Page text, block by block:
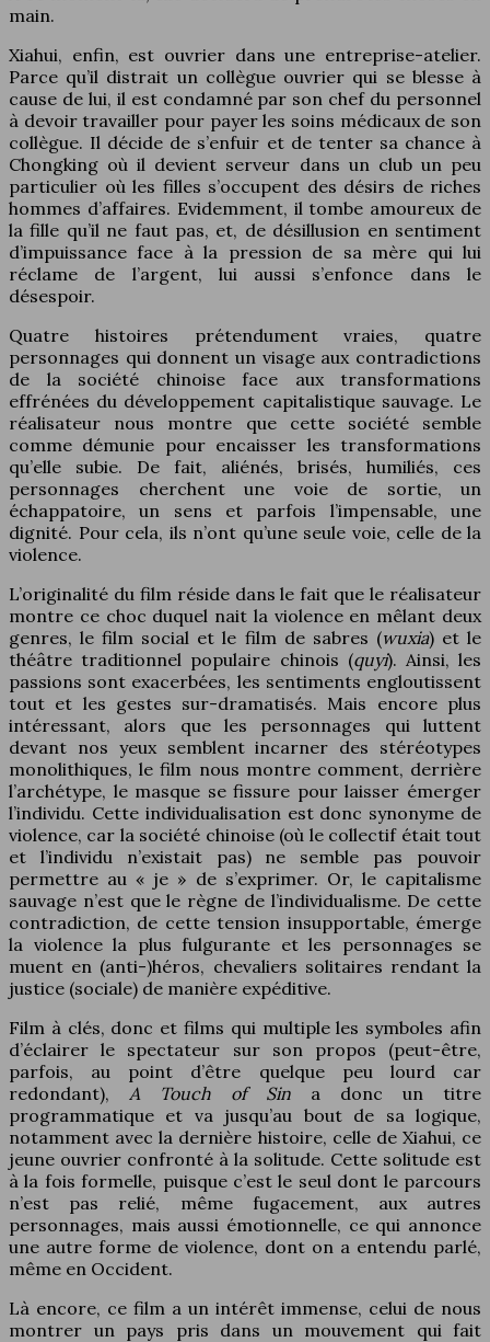
main.
Xiahui, enfin, est ouvrier dans une entreprise-atelier.
Parce qu’il distrait un collègue ouvrier qui se blesse à
cause de lui, il est condamné par son chef du personnel
à devoir travailler pour payer les soins médicaux de son
collègue. Il décide de s’enfuir et de tenter sa chance à
Chongking où il devient serveur dans un club un peu
particulier où les filles s’occupent des désirs de riches
hommes d’affaires. Evidemment, il tombe amoureux de
la fille qu’il ne faut pas, et, de désillusion en sentiment
d’impuissance face à la pression de sa mère qui lui
réclame de l’argent, lui aussi s’enfonce dans le
désespoir.
Quatre histoires prétendument vraies, quatre
personnages qui donnent un visage aux contradictions
de la société chinoise face aux transformations
effrénées du développement capitalistique sauvage. Le
réalisateur nous montre que cette société semble
comme démunie pour encaisser les transformations
qu’elle subie. De fait, aliénés, brisés, humiliés, ces
personnages cherchent une voie de sortie, un
échappatoire, un sens et parfois l’impensable, une
dignité. Pour cela, ils n’ont qu’une seule voie, celle de la
violence.
L’originalité du film réside dans le fait que le réalisateur
montre ce choc duquel nait la violence en mêlant deux
genres, le film social et le film de sabres (wuxia) et le
théâtre traditionnel populaire chinois (quyi). Ainsi, les
passions sont exacerbées, les sentiments engloutissent
tout et les gestes sur-dramatisés. Mais encore plus
intéressant, alors que les personnages qui luttent
devant nos yeux semblent incarner des stéréotypes
monolithiques, le film nous montre comment, derrière
l’archétype, le masque se fissure pour laisser émerger
l’individu. Cette individualisation est donc synonyme de
violence, car la société chinoise (où le collectif était tout
et l’individu n’existait pas) ne semble pas pouvoir
permettre au « je » de s’exprimer. Or, le capitalisme
sauvage n’est que le règne de l’individualisme. De cette
contradiction, de cette tension insupportable, émerge
la violence la plus fulgurante et les personnages se
muent en (anti-)héros, chevaliers solitaires rendant la
justice (sociale) de manière expéditive.
Film à clés, donc et films qui multiple les symboles afin
d’éclairer le spectateur sur son propos (peut-être,
parfois, au point d’être quelque peu lourd car
redondant), A Touch of Sin a donc un titre
programmatique et va jusqu’au bout de sa logique,
notamment avec la dernière histoire, celle de Xiahui, ce
jeune ouvrier confronté à la solitude. Cette solitude est
à la fois formelle, puisque c’est le seul dont le parcours
n’est pas relié, même fugacement, aux autres
personnages, mais aussi émotionnelle, ce qui annonce
une autre forme de violence, dont on a entendu parlé,
même en Occident.
Là encore, ce film a un intérêt immense, celui de nous
montrer un pays pris dans un mouvement qui fait